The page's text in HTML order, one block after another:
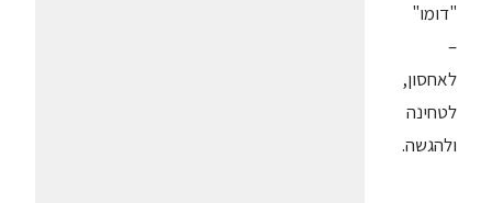
"דומו"
–
לאחסון,
לטחינה
ולהגשה.